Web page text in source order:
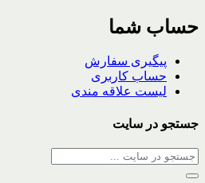
حساب شما
پیگیری سفارش
حساب کاربری
لیست علاقه مندی
جستجو در سایت